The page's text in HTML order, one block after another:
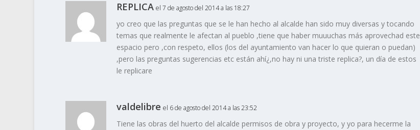
REPLICA el 7 de agosto del 2014 a las 18:27
yo creo que las preguntas que se le han hecho al alcalde han sido muy diversas y tocando
temas que realmente le afectan al pueblo ,tiene que haber muuuchas más aprovechad este
espacio pero ,con respeto, ellos (los del ayuntamiento van hacer lo que quieran o puedan)
,pero las preguntas sugerencias etc están ahí¿,no hay ni una triste replica?, un día de estos
le replicare
valdelibre el 6 de agosto del 2014 a las 23:52
Tiene las obras del huerto del alcalde permisos de obra y proyecto, y yo para hecerme la